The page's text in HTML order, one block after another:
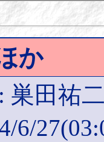
か
: 巣田祐
6/